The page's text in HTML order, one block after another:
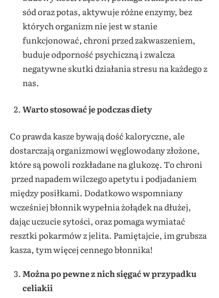
sód oraz potas, aktywuje różne enzymy, bez
których organizm nie jest w stanie
funkcjonować, chroni przed zakwaszeniem,
buduje odporność psychiczną i zwalcza
negatywne skutki działania stresu na każdego z
nas.
Warto stosować je podczas diety
Co prawda kasze bywają dość kaloryczne, ale
dostarczają organizmowi węglowodany złożone,
które są powoli rozkładane na glukozę. To chroni
przed napadem wilczego apetytu i podjadaniem
między posiłkami. Dodatkowo wspomniany
wcześniej błonnik wypełnia żołądek na dłużej,
dając uczucie sytości, oraz pomaga wymiatać
resztki pokarmów z jelita. Pamiętajcie, im grubsza
kasza, tym więcej cennego błonnika!
Można po pewne z nich sięgać w przypadku
celiakii